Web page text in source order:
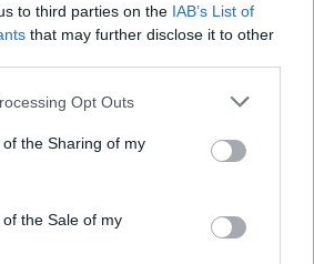
to third parties on the IAB’s List of
that may further disclose it to other
app uses one or more Google
or usage behaviour. You may click to
to Google and its third-party tags to
specified purposes in below Google
Opt Outs
the Sharing of my
the Sale of my
πρόληψης και προστασίας από τον
χρήση μάσκαςσε
χώρους, ο σχολαστικός
ο αερισμός των χώρων